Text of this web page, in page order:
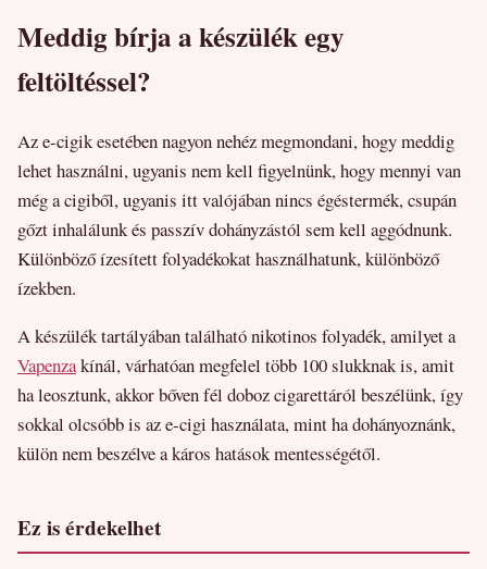
Meddig bírja a készülék egy
feltöltéssel?
Az e-cigik esetében nagyon nehéz megmondani, hogy meddig
lehet használni, ugyanis nem kell figyelnünk, hogy mennyi van
még a cigiből, ugyanis itt valójában nincs égéstermék, csupán
gőzt inhalálunk és passzív dohányzástól sem kell aggódnunk.
Különböző ízesített folyadékokat használhatunk, különböző
ízekben.
A készülék tartályában található nikotinos folyadék, amilyet a
Vapenzakínál, várhatóan megfelel több 100 slukknak is, amit
ha leosztunk, akkor bőven fél doboz cigarettáról beszélünk, így
sokkal olcsóbb is az e-cigi használata, mint ha dohányoznánk,
külön nem beszélve a káros hatások mentességétől.
Ez is érdekelhet